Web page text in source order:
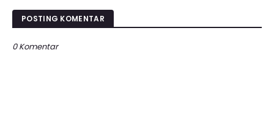
POSTING KOMENTAR
0 Komentar